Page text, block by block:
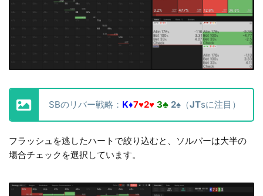
SBのリバー戦略： K♦7♥2♥ 3♣ 2♠ （JTsに注目）
フラッシュを逃したハートで絞り込むと、ソルバーは大半の
場合チェックを選択しています。